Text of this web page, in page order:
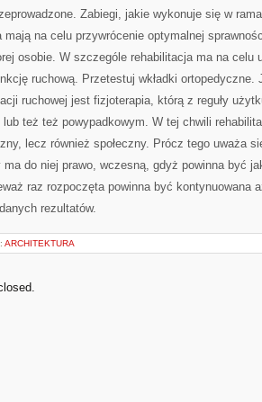
Zabiegi, jakie wykonuje się w
mają na celu przywrócenie optymalnej
osobie. W szczególe rehabilitacja ma na celu
ruchową. Przetestuj wkładki
ruchowej jest fizjoterapia, którą z reguły
też też powypadkowym. W tej chwili
lecz również społeczny. Prócz tego uważa
ma do niej prawo, wczesną, gdyż powinna być
raz rozpoczęta powinna być kontynuowana
rezultatów.
ARCHITEKTURA